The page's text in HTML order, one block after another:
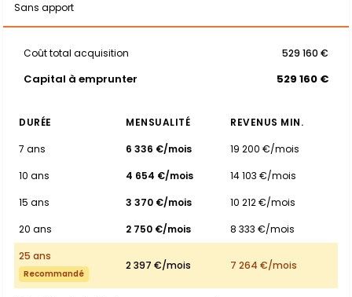
Sans apport
Coût total acquisition 529 160 €
Capital à emprunter 529 160 €
DURÉE MENSUALITÉ
REVENUS MIN.
7 ans
6 336 €/mois
19 200 €/mois
10 ans
4 654 €/mois
14 103 €/mois
15 ans
3 370 €/mois
10 212 €/mois
20 ans
2 750 €/mois
8 333 €/mois
25 ans
Recommandé
2 397 €/mois 7 264 €/mois